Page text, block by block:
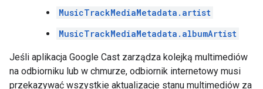
MusicTrackMediaMetadata.artist
MusicTrackMediaMetadata.albumArtist
Jeśli aplikacja Google Cast zarządza kolejką multimediów
na odbiorniku lub w chmurze, odbiornik internetowy musi
przekazywać wszystkie aktualizacje stanu multimediów za